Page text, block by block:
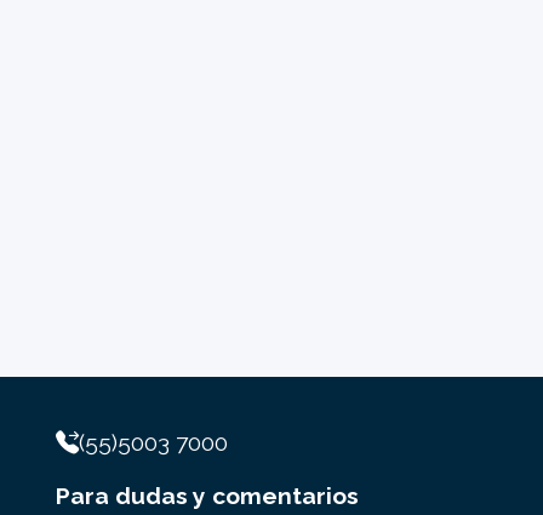
(55)5003 7000
Para dudas y comentarios